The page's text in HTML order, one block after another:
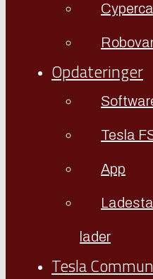
Opdateringer
Tesla
App
lader
Tesla